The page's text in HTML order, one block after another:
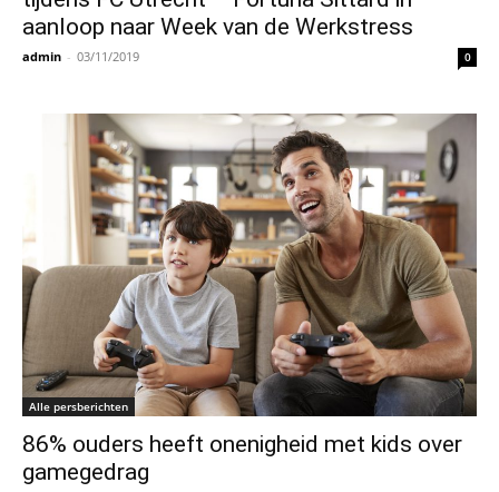
aanloop naar Week van de Werkstress
admin - 03/11/2019 0
Alle persberichten
86% ouders heeft onenigheid met kids over
gamegedrag